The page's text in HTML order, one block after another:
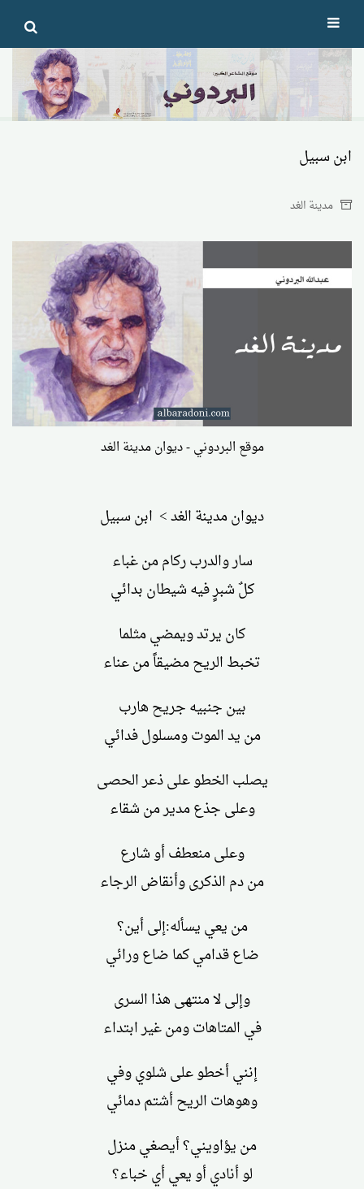
Skip
to
content
ابن سبيل
مدينة الغد
موقع البردوني - ديوان مدينة الغد
ديوان مدينة الغد > ابن سبيل
سار والدرب ركام من غباء
كلٌ شبرٍ فيه شيطان بدائي
كان يرتد ويمضي مثلما
تخبط الريح مضيقاً من عناء
بين جنبيه جريح هارب
من يد الموت ومسلول فدائي
يصلب الخطو على ذعر الحصى
وعلى جذع مدير من شقاء
وعلى منعطف أو شارع
من دم الذكرى وأنقاض الرجاء
من يعي يسأله:إلى أين؟
ضاع قدامي كما ضاع ورائي
وإلى لا منتهى هذا السرى
في المتاهات ومن غير ابتداء
إنني أخطو على شلوي وفي
وهوهات الريح أشتم دمائي
من يؤاويني؟ أيصغي منزل
لو أنادي أو يعي أي خباء؟